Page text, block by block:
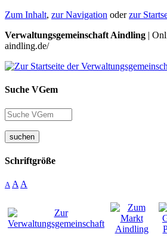
Zum Inhalt, zur Navigation oderzur
Verwaltungsgemeinschaft Aindling |
aindling.de/
Suche VGem
suchen
Schriftgröße
A A A